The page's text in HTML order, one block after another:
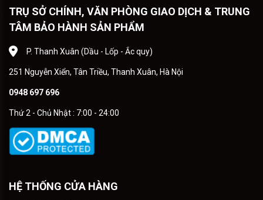
TRỤ SỞ CHÍNH, VĂN PHÒNG GIAO DỊCH & TRUNG
TÂM BẢO HÀNH SẢN PHẨM
P. Thanh Xuân (Dầu - Lốp - Ắc quy)
251 Nguyễn Xiển, Tân Triều, Thanh Xuân, Hà Nội
0948 697 696
Thứ 2 - Chủ Nhật : 7:00 - 24:00
HỆ THỐNG CỬA HÀNG